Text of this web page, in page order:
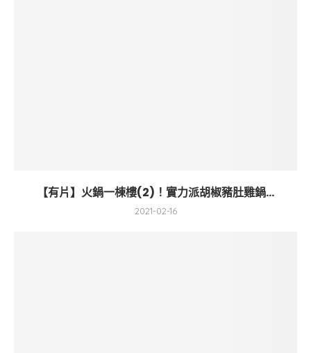
【有片】火鍋一棟樓(2)！實力派胡椒豬肚雞鍋...
2021-02-16